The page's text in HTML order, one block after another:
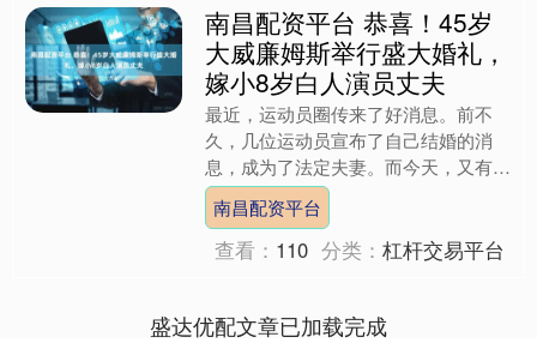
南昌配资平台 恭喜！45岁
大威廉姆斯举行盛大婚礼，
嫁小8岁白人演员丈夫
最近，运动员圈传来了好消息。前不
久，几位运动员宣布了自己结婚的消
息，成为了法定夫妻。而今天，又有一
则来自美国网球界的喜讯：传奇网球运
动员维纳斯·威廉姆斯与意大利....
南昌配资平台
查看： 110 分类：杠杆交易平台
盛达优配文章已加载完成